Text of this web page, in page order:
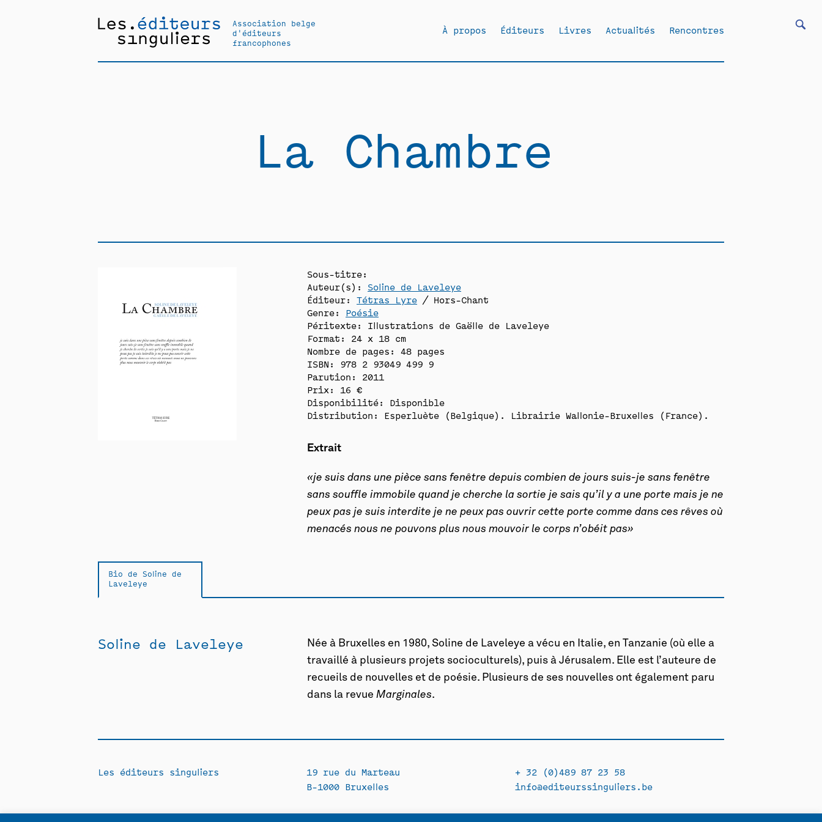
Association belge
d'éditeurs
francophones
À propos Éditeurs Livres Actualités Rencontres
La Chambre
Sous-titre:
Auteur(s): Soline de Laveleye
Éditeur:Tétras Lyre / Hors-Chant
Genre: Poésie
Péritexte: Illustrations de Gaëlle de Laveleye
Format: 24 x 18 cm
Nombre de pages: 48 pages
ISBN: 978 2 93049 499 9
Parution: 2011
Prix: 16 €
Disponibilité:
Disponible
Distribution: Esperluète (Belgique). Librairie Wallonie-Bruxelles (France).
Extrait
«je suis dans une pièce sans fenêtre depuis combien de jours suis-je sans fenêtre
sans souffle immobile quand je cherche la sortie je sais qu’il y a une porte mais je ne
peux pas je suis interdite je ne peux pas ouvrir cette porte comme dans ces rêves où
menacés nous ne pouvons plus nous mouvoir le corps n’obéit pas»
Bio de Soline de
Laveleye
Soline de Laveleye
Née à Bruxelles en 1980, Soline de Laveleye a vécu en Italie, en Tanzanie (où elle a
travaillé à plusieurs projets socioculturels), puis à Jérusalem. Elle est l’auteure de
recueils de nouvelles et de poésie. Plusieurs de ses nouvelles ont également paru
dans la revueMarginales.
Les éditeurs singuliers
19 rue du Marteau
B-1000 Bruxelles
+ 32 (0)489 87 23 58
info@editeurssinguliers.be